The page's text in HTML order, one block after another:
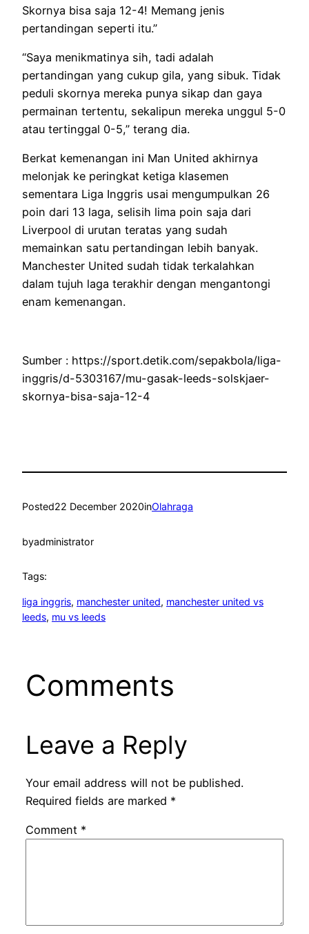
Skornya bisa saja 12-4! Memang jenis
pertandingan seperti itu.”
“Saya menikmatinya sih, tadi adalah
pertandingan yang cukup gila, yang sibuk. Tidak
peduli skornya mereka punya sikap dan gaya
permainan tertentu, sekalipun mereka unggul 5-0
atau tertinggal 0-5,” terang dia.
Berkat kemenangan ini Man United akhirnya
melonjak ke peringkat ketiga klasemen
sementara Liga Inggris usai mengumpulkan 26
poin dari 13 laga, selisih lima poin saja dari
Liverpool di urutan teratas yang sudah
memainkan satu pertandingan lebih banyak.
Manchester United sudah tidak terkalahkan
dalam tujuh laga terakhir dengan mengantongi
enam kemenangan.
Sumber : https://sport.detik.com/sepakbola/liga-
inggris/d-5303167/mu-gasak-leeds-solskjaer-
skornya-bisa-saja-12-4
Posted22 December 2020inOlahraga
byadministrator
Tags:
liga inggris, manchester united, manchester united vs
leeds, mu vs leeds
Comments
Leave a Reply
Your email address will not be published.
Required fields are marked *
Comment *